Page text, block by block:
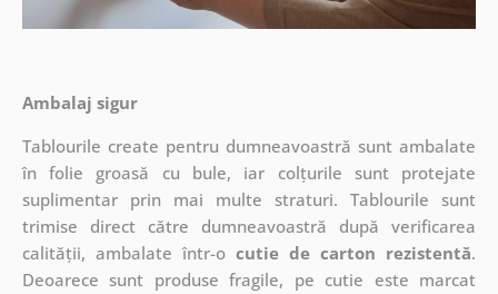
Ambalaj sigur
Tablourile create pentru dumneavoastră sunt ambalate
în folie groasă cu bule, iar colțurile sunt protejate
suplimentar prin mai multe straturi.Tablourile sunt
trimise direct către dumneavoastră după verificarea
calității, ambalate într-o cutie de carton rezistentă.
Deoarece sunt produse fragile, pe cutie este marcat